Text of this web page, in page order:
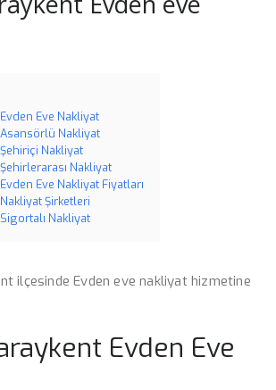
Eve Nakliyat
Nakliyat
Nakliyat
Nakliyat
Eve Nakliyat Fiyatları
Şirketleri
Nakliyat
ilçesinde Evden eve nakliyat hizmetine
Evden Eve